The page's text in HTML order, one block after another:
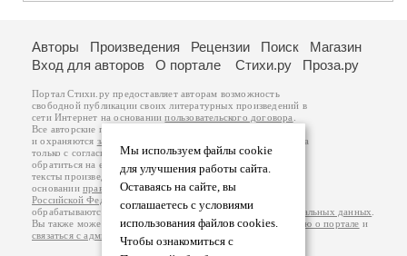
Мы используем файлы cookie
для улучшения работы сайта.
Оставаясь на сайте, вы
соглашаетесь с условиями
использования файлов cookies.
Чтобы ознакомиться с
Авторы Произведения Рецензии Поиск
Магазин
Вход для авторов
О портале Стихи.ру Проза.ру
Портал Стихи.ру предоставляет авторам возможность
свободной публикации своих литературных произведений в
сети Интернет на основаниипользовательского договора
Все авторские права на произведения принадлежат авторам
и охраняются законом
. Перепечатка произведений возможна
только с согласия его автора, к которому вы можете
обратиться на его авторской странице. Ответственность за
тексты произведений авторы несут самостоятельно на
основанииправил публикацииизаконодательства
Российской Федерации
обрабатываются на основанииПолитики обработки персональных данных
Вы также можете посмотреть более подробнуюинформацию о портале и
связаться с администрацией